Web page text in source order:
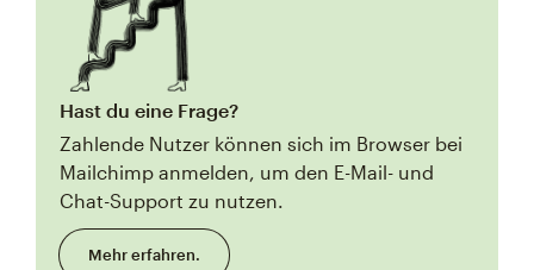
Hast du eine Frage?
Zahlende Nutzer können sich im Browser bei
Mailchimp anmelden, um den E-Mail- und
Chat-Support zu nutzen.
Mehr erfahren.